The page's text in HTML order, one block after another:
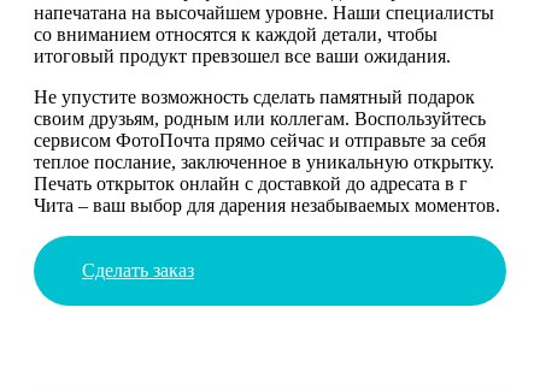
напечатана на высочайшем уровне. Наши специалисты
со вниманием относятся к каждой детали, чтобы
итоговый продукт превзошел все ваши ожидания.
Не упустите возможность сделать памятный подарок
своим друзьям, родным или коллегам. Воспользуйтесь
сервисом ФотоПочта прямо сейчас и отправьте за себя
теплое послание, заключенное в уникальную открытку.
Печать открыток онлайн с доставкой до адресата в г
Чита – ваш выбор для дарения незабываемых моментов.
Сделать заказ